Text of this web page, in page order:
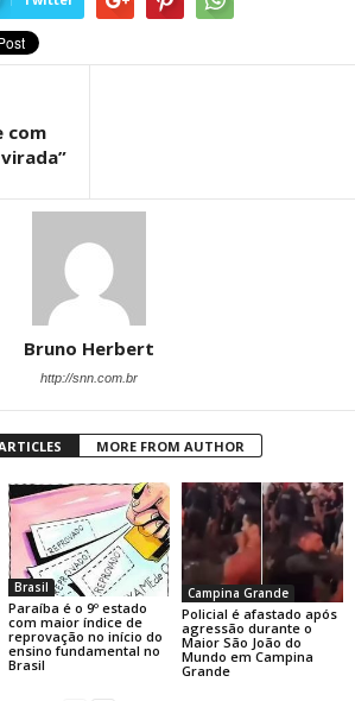
com
Bruno Herbert
http://snn.com.br
MORE FROM AUTHOR
Brasil
Paraíba é o 9º estado
com maior índice de
reprovação no início do
ensino fundamental no
Brasil
Campina Grande
Policial é afastado após
agressão durante o
Maior São João do
Mundo em Campina
Grande